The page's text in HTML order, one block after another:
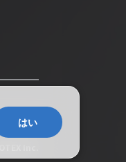
はい